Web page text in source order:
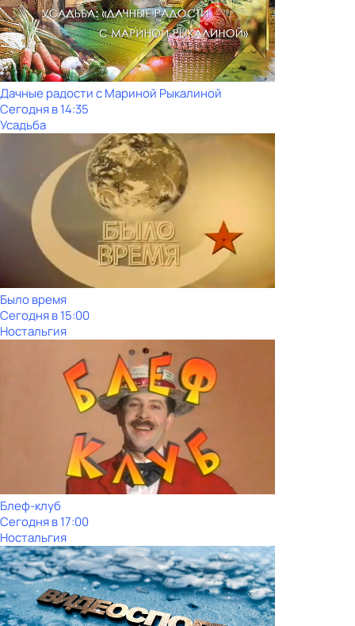
Дачные радости с Мариной Рыкалиной
Сегодня в 14:35
Усадьба
Было время
Сегодня в 15:00
Ностальгия
Блеф-клуб
Сегодня в 17:00
Ностальгия